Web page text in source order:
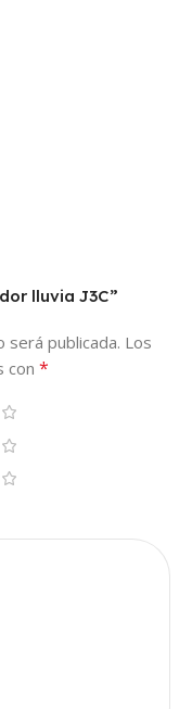
lluvia J3C”
será publicada. Los
con *